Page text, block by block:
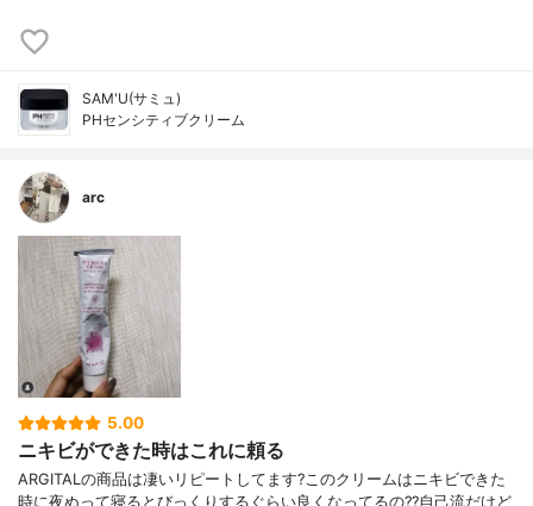
SAM'U(サミュ)
PHセンシティブクリーム
arc
5.00
ニキビができた時はこれに頼る
ARGITALの商品は凄いリピートしてます?このクリームはニキビできた
時に夜ぬって寝るとびっくりするぐらい良くなってるの??自己流だけど